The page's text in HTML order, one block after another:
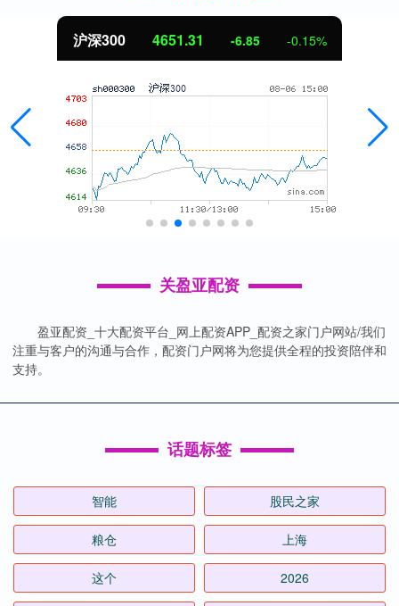
沪深300 4651.31 -6.85 -0.15%
关盈亚配资
盈亚配资_十大配资平台_网上配资APP_配资之家门户网站/我们
注重与客户的沟通与合作，配资门户网将为您提供全程的投资陪伴和
支持。
话题标签
智能 股民之家
粮仓 上海
这个 2026